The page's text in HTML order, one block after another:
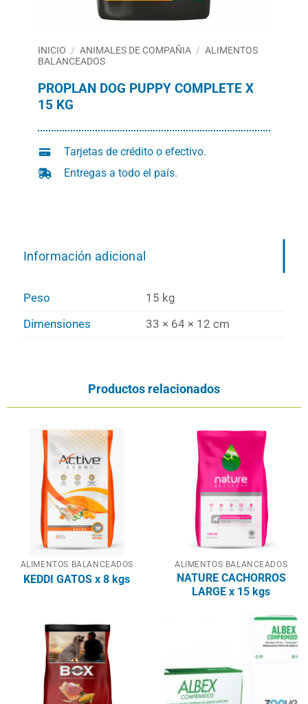
INICIO / ANIMALES DE COMPAÑIA / ALIMENTOS
BALANCEADOS
PROPLAN DOG PUPPY COMPLETE X
15 KG
Tarjetas de crédito o efectivo.
Entregas a todo el país.
Información adicional
Peso
15 kg
Dimensiones
33 × 64 × 12 cm
Productos relacionados
ALIMENTOS BALANCEADOS
KEDDI GATOS x 8 kgs
ALIMENTOS BALANCEADOS
NATURE CACHORROS
LARGE x 15 kgs